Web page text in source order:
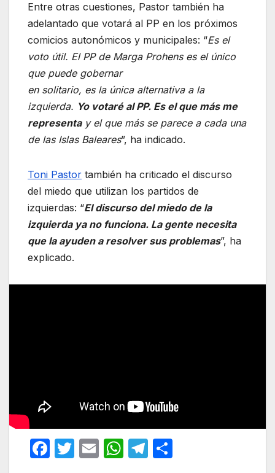
Entre otras cuestiones, Pastor también ha
adelantado que votará al PP en los próximos
comicios autonómicos y municipales: “Es el
voto útil. El PP de Marga Prohens es el único
que puede gobernar
en solitario, es la única alternativa a la
izquierda. Yo votaré al PP. Es el que más me
representay el que más se parece a cada una
de las Islas Baleares”, ha indicado.
Toni Pastor también ha criticado el discurso
del miedo que utilizan los partidos de
izquierdas: “El discurso del miedo de la
izquierda ya no funciona. La gente necesita
que la ayuden a resolver sus problemas”, ha
explicado.
F
T
E
W T